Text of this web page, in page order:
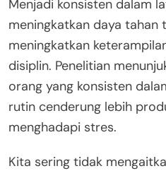
Menjadi konsisten dalam
meningkatkan daya tahan
meningkatkan
disiplin. Penelitian
orang yang konsisten
rutin cenderung lebih
menghadapi stres.
Kita sering tidak